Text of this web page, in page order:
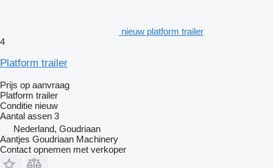
nieuw platform trailer
4
Platform trailer
Prijs op aanvraag
Platform trailer
Conditie nieuw
Aantal assen 3
Nederland, Goudriaan
Aantjes Goudriaan Machinery
Contact opnemen met verkoper